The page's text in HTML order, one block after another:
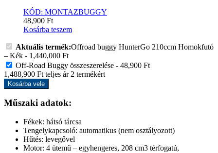
KÓD: MONTAZBUGGY
48,900 Ft
Kosárba teszem
Aktuális termék:Offroad buggy HunterGo 210ccm Homokfutó
– Kék - 1,440,000 Ft
Off-Road Buggy összeszerelése - 48,900 Ft
1,488,900 Ft teljes ár 2 termékért
Kosárba vele
Műszaki adatok:
Fékek: hátsó tárcsa
Tengelykapcsoló: automatikus (nem osztályozott)
Hűtés: levegővel
Motor: 4 ütemű – egyhengeres, 208 cm3 térfogatú,